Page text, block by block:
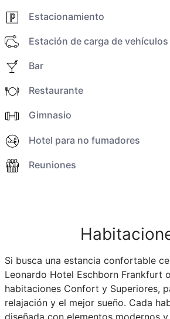
Estacionamiento
Estación de carga de
Bar
Restaurante
Gimnasio
Hotel para no fumadores
Reuniones
Si busca una estancia confortable
Leonardo Hotel Eschborn Frankfurt
habitaciones Confort y Superiores,
relajación y el mejor sueño. Cada
diseñada con elementos modernos